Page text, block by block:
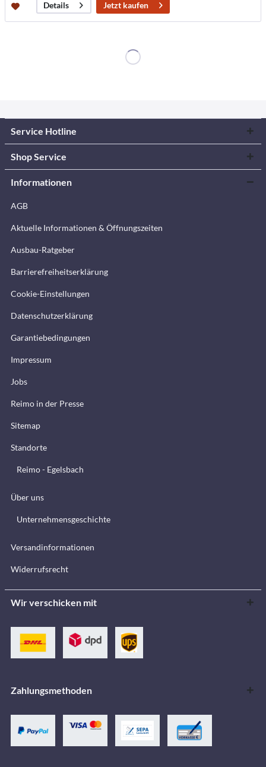
Details Jetzt kaufen
Service Hotline
Shop Service
Informationen
AGB
Aktuelle Informationen & Öffnungszeiten
Ausbau-Ratgeber
Barrierefreiheitserklärung
Cookie-Einstellungen
Datenschutzerklärung
Garantiebedingungen
Impressum
Jobs
Reimo in der Presse
Sitemap
Standorte
Reimo - Egelsbach
Über uns
Unternehmensgeschichte
Versandinformationen
Widerrufsrecht
Wir verschicken mit
Zahlungsmethoden